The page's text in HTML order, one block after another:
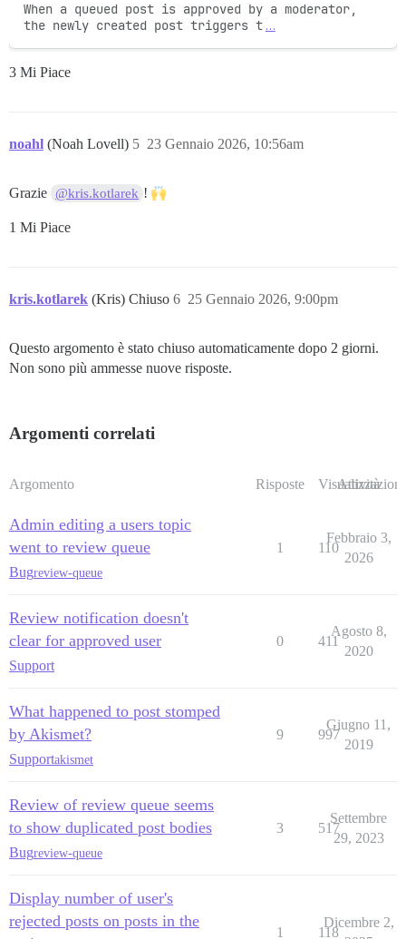
When a queued post is approved by a moderator,
the newly created post triggers t …
3 Mi Piace
noahl (Noah Lovell) 23 Gennaio 2026, 10:56am
5
Grazie @kris.kotlarek !
1 Mi Piace
kris.kotlarek (Kris) Chiuso 25 Gennaio 2026, 9:00pm
6
Questo argomento è stato chiuso automaticamente dopo 2 giorni.
Non sono più ammesse nuove risposte.
Argomenti correlati
Argomento Risposte Visualizzazioni
Attività
Admin editing a users topic
went to review queue
Bugreview-queue
1 110
Febbraio 3,
2026
Review notification doesn't
clear for approved user
Support
0 411
Agosto 8,
2020
What happened to post stomped
by Akismet?
Supportakismet
9 997
Giugno 11,
2019
Review of review queue seems
to show duplicated post bodies
Bugreview-queue
3 517
Settembre
29, 2023
Display number of user's
rejected posts on posts in the
1 118
Dicembre 2,